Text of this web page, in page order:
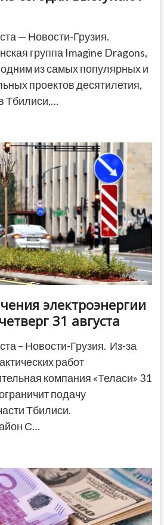
— Новости-Грузия.
группа Imagine Dragons,
одним из самых популярных и
проектов десятилетия,
Тбилиси,…
электроэнергии
31 августа
– Новости-Грузия. Из-за
работ
компания «Теласи» 31
подачу
Тбилиси.
С…